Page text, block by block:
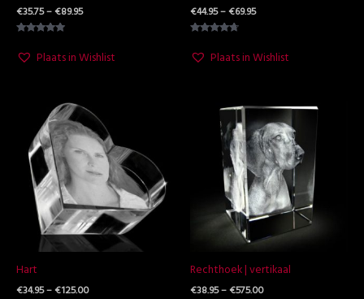
€35.75–€89.95
5.00
uit 5
Plaats in Wishlist
€44.95–€69.95
4.50
uit 5
Plaats in Wishlist
Hart
€34.95–€125.00
€34.95
tot
€125.00
Rechthoek | vertikaal
€38.95–€575.00
€38.95
tot
€575.00